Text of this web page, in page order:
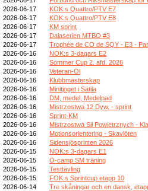
2026-06-17
KOK:s Quattro/PTV E7
2026-06-17
KOK:s Quattro/PTV E8
2026-06-17
KM sprint
2026-06-17
Dalaserien MTBO #3
2026-06-17
Trophée de CO de SQY - E3 -
2026-06-16
NOK:s 3-dagars E2
2026-06-16
Sommer Cup 2. afd. 2026
2026-06-16
Veteran-Ol
2026-06-16
Klubbmästerskap
2026-06-16
Minitjoget i Sätila
2026-06-16
DM, medel, Medelpad
2026-06-16
Mistrzostwa 12 Dyw. - sprint
2026-06-16
Sprint-KM
2026-06-16
Mistrzostwa Sił Powietrznych -
2026-06-16
Motionsorientering - Skavlöten
2026-06-16
Sidensjösprinten 2026
2026-06-15
NOK:s 3-dagars E1
2026-06-15
O-camp SM träning
2026-06-15
Testtävling
2026-06-15
FOK:s Sprintcup etapp 10
2026-06-14
Tre skåningar och en dansk,